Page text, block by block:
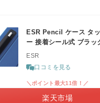
ESR Pencil ケース タ
ー 接着シール式 ブラッ
ESR
口コミを見る
＼ポイント最大11倍！／
楽天市場